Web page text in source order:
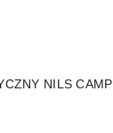
NILS CAMP